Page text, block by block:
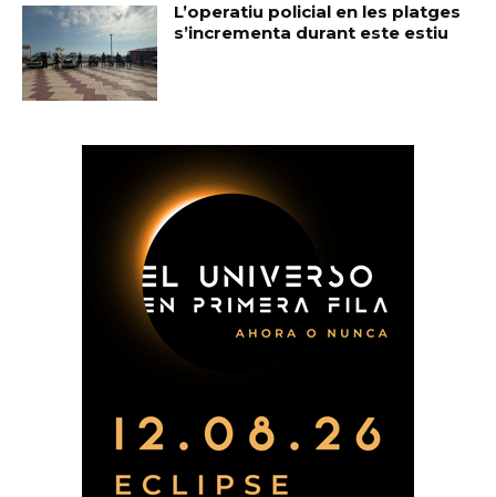
L’operatiu policial en les platges
s’incrementa durant este estiu